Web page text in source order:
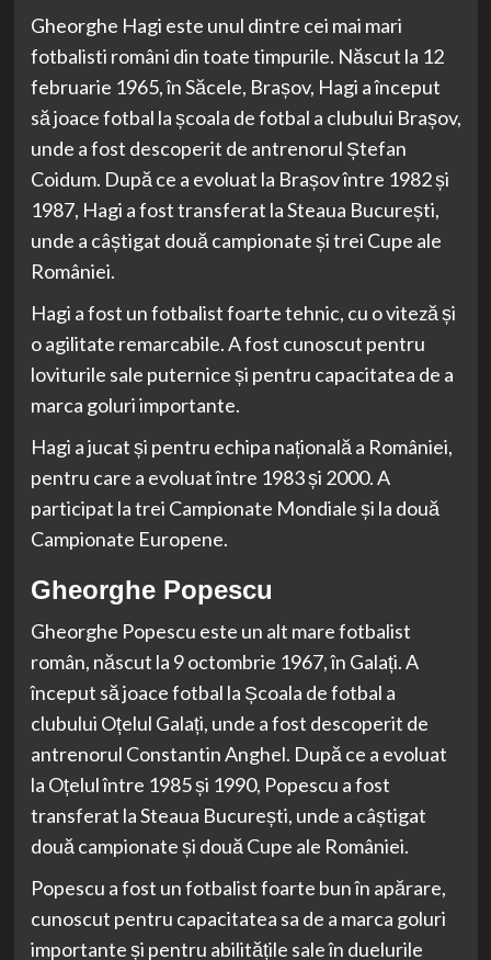
Gheorghe Hagi este unul dintre cei mai mari
fotbalisti români din toate timpurile. Născut la 12
februarie 1965, în Săcele, Brașov, Hagi a început
să joace fotbal la școala de fotbal a clubului Brașov,
unde a fost descoperit de antrenorul Ștefan
Coidum. După ce a evoluat la Brașov între 1982 și
1987, Hagi a fost transferat la Steaua București,
unde a câștigat două campionate și trei Cupe ale
României.
Hagi a fost un fotbalist foarte tehnic, cu o viteză și
o agilitate remarcabile. A fost cunoscut pentru
loviturile sale puternice și pentru capacitatea de a
marca goluri importante.
Hagi a jucat și pentru echipa națională a României,
pentru care a evoluat între 1983 și 2000. A
participat la trei Campionate Mondiale și la două
Campionate Europene.
Gheorghe Popescu
Gheorghe Popescu este un alt mare fotbalist
român, născut la 9 octombrie 1967, în Galați. A
început să joace fotbal la Școala de fotbal a
clubului Oțelul Galați, unde a fost descoperit de
antrenorul Constantin Anghel. După ce a evoluat
la Oțelul între 1985 și 1990, Popescu a fost
transferat la Steaua București, unde a câștigat
două campionate și două Cupe ale României.
Popescu a fost un fotbalist foarte bun în apărare,
cunoscut pentru capacitatea sa de a marca goluri
importante și pentru abilitățile sale în duelurile